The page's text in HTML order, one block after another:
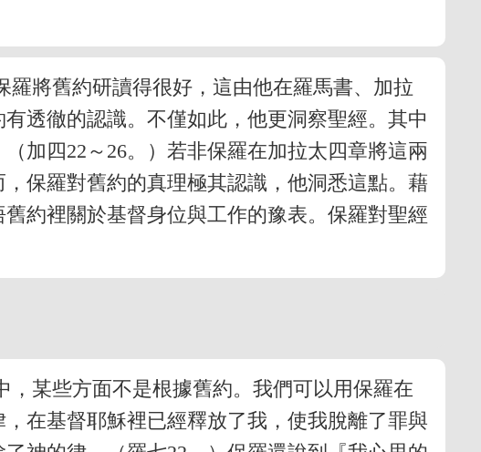
將舊約研讀得很好，這由他在羅馬書、加拉
透徹的認識。不僅如此，他更洞察聖經。其中
加四22～26。）若非保羅在加拉太四章將這兩
保羅對舊約的真理極其認識，他洞悉這點。藉
約裡關於基督身位與工作的豫表。保羅對聖經
某些方面不是根據舊約。我們可以用保羅在
在基督耶穌裡已經釋放了我，使我脫離了罪與